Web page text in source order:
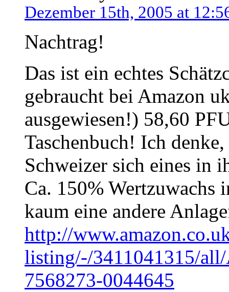
Dezember 15th, 2005 at
Nachtrag!
Das ist ein echtes
gebraucht bei Amazon
ausgewiesen!) 58,60
Taschenbuch! Ich
Schweizer sich eines in
Ca. 150% Wertzuwachs
kaum eine andere
http://
listing/-/3411041315/
7568273-0044645